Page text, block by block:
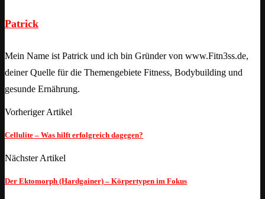
Patrick
Mein Name ist Patrick und ich bin Gründer von www.Fitn3ss.de,
deiner Quelle für die Themengebiete Fitness, Bodybuilding und
gesunde Ernährung.
Vorheriger Artikel
Cellulite – Was hilft erfolgreich dagegen?
Nächster Artikel
Der Ektomorph (Hardgainer) – Körpertypen im Fokus